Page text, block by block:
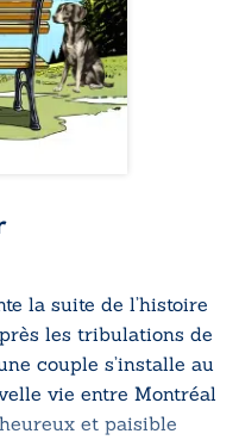
la suite de l’histoire
les tribulations de
couple s’installe au
vie entre Montréal
et paisible